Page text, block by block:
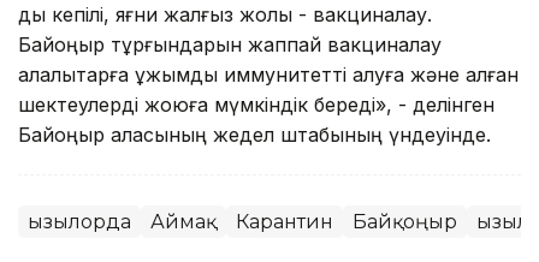
дық кепілі, яғни жалғыз жолы - вакциналау.
Байқоңыр тұрғындарын жаппай вакциналау
қалалықтарға ұжымдық иммунитетті алуға және қалған
шектеулерді жоюға мүмкіндік береді», - делінген
Байқоңыр қаласының жедел штабының үндеуінде.
Қызылорда Аймақ Карантин Байқоңыр